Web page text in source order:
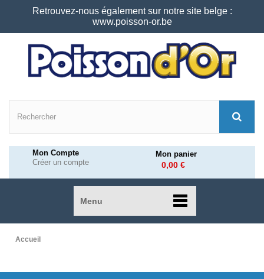
Retrouvez-nous également sur notre site belge :
www.poisson-or.be
Mon Compte
Créer un compte
Mon panier
0,00 €
Menu
Accueil